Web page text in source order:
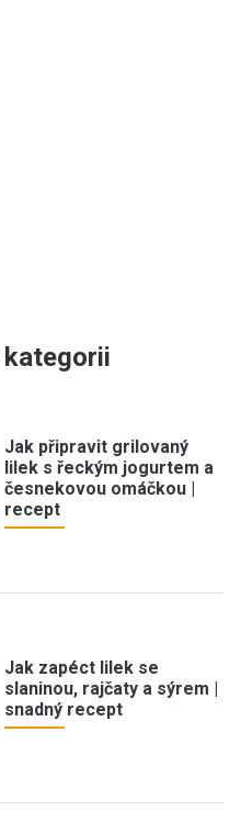
Jak připravit grilovaný
lilek s řeckým jogurtem a
česnekovou omáčkou |
recept
Jak zapéct lilek se
slaninou, rajčaty a sýrem |
snadný recept